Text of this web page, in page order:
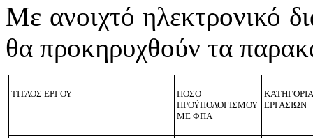
Με ανοιχτό ηλεκτρονικό
θα προκηρυχθούν τα
ΤΙΤΛΟΣ ΕΡΓΟΥ
ΠΟΣΟ
ΠΡΟΫΠΟΛΟΓΙΣΜΟΥ
ΜΕ ΦΠΑ
ΚΑΤΗΓΟΡΙΑ
ΕΡΓΑΣΙΩΝ